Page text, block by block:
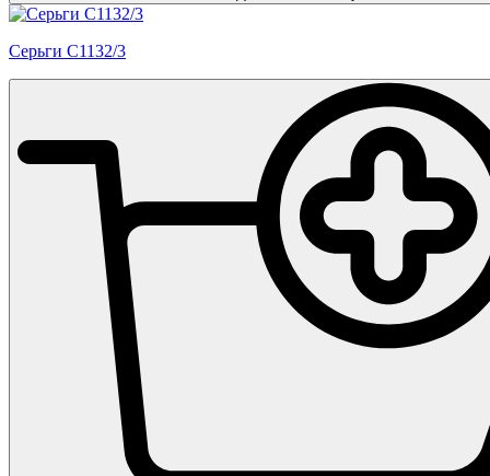
Серьги С1132/3